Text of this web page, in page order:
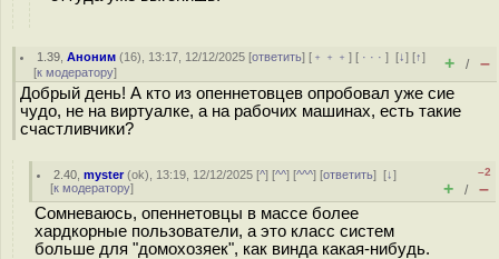
1.39 ,Аноним (16), 13:17, 12/12/2025 [ответить] [ ﹢﹢﹢] [ · · ·][↓] [↑]
[к модератору] + / –
Добрый день! А кто из опеннетовцев опробовал уже сие
чудо, не на виртуалке, а на рабочих машинах, есть такие
счастливчики?
2.40 ,myster(ok), 13:19, 12/12/2025 [^] [^^] [^^^] [ответить][↓]
[к модератору]
–2
+ / –
Сомневаюсь, опеннетовцы в массе более
хардкорные пользователи, а это класс систем
больше для "домохозяек", как винда какая-нибудь.